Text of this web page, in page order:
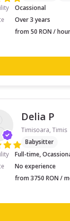
Ocassional
Over 3 years
from 50 RON / hour
Delia P
Timisoara, Timis
Babysitter
Full-time,
No experience
from 3750 RON /